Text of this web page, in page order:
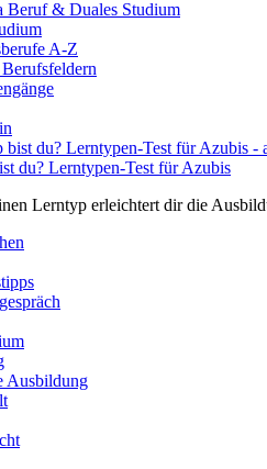
A-Z
du? Lerntypen-Test für Azubis
Lerntyp erleichtert dir die
Ausbildung